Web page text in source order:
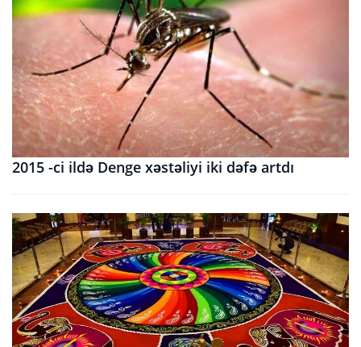
2015 -ci ildə Denge xəstəliyi iki dəfə artdı